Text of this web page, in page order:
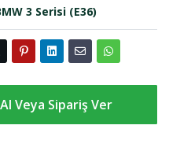
3 Serisi (E36)
Veya Sipariş Ver